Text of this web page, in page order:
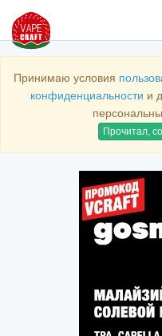
Принимаю условия
конфиденциальности и
Прочитал,